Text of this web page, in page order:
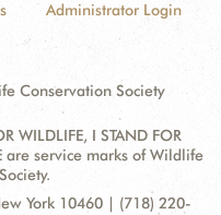
Administrator Login
Conservation Society
WILDLIFE, I STAND FOR
are service marks of Wildlife
York 10460 | (718) 220-